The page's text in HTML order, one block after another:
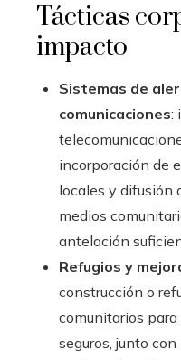
Tácticas
impacto
Sistemas de
comunicaciones:
incorporación de
locales y difusión
medios
antelación
Refugios y
construcción o
comunitarios
seguros, junto